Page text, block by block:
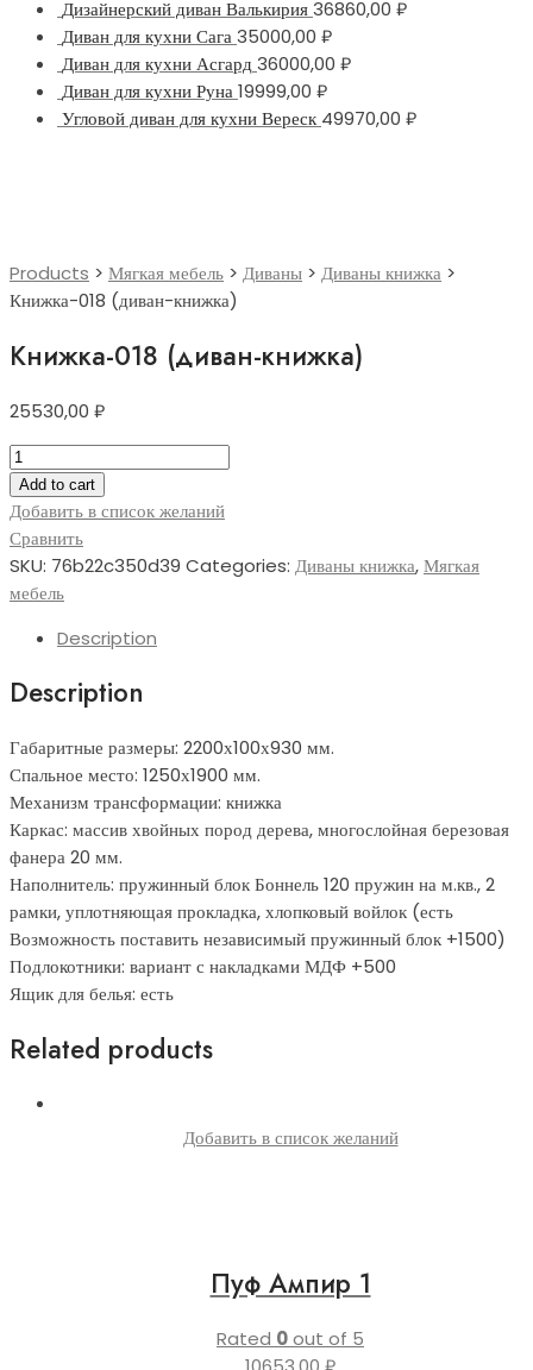
Дизайнерский диван Валькирия36860,00 ₽
Диван для кухни Сага35000,00 ₽
Диван для кухни Асгард36000,00 ₽
Диван для кухни Руна19999,00 ₽
Угловой диван для кухни Вереск 49970,00 ₽
Products > Мягкая мебель > Диваны > Диваны книжка >
Книжка-018 (диван-книжка)
Книжка-018 (диван-книжка)
25530,00 ₽
Книжка-018
(диван-
книжка)
quantity
Add to cart
Добавить в список желаний
Сравнить
SKU: 76b22c350d39 Categories: Диваны книжка,Мягкая
мебель
Description
Description
Габаритные размеры: 2200х100х930 мм.
Спальное место: 1250х1900 мм.
Механизм трансформации: книжка
Каркас: массив хвойных пород дерева, многослойная березовая
фанера 20 мм.
Наполнитель: пружинный блок Боннель 120 пружин на м.кв., 2
рамки, уплотняющая прокладка, хлопковый войлок (есть
Возможность поставить независимый пружинный блок +1500)
Подлокотники: вариант с накладками МДФ +500
Ящик для белья: есть
Related products
Добавить в список желаний
Пуф Ампир 1
Rated 0out of 5